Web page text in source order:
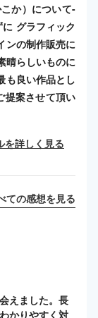
か）について-
グラフィック
ンの制作販売に
晴らしいものに
も良い作品とし
提案させて頂い
を詳しく見る
ての感想を見る
えました。長
かりやすく対